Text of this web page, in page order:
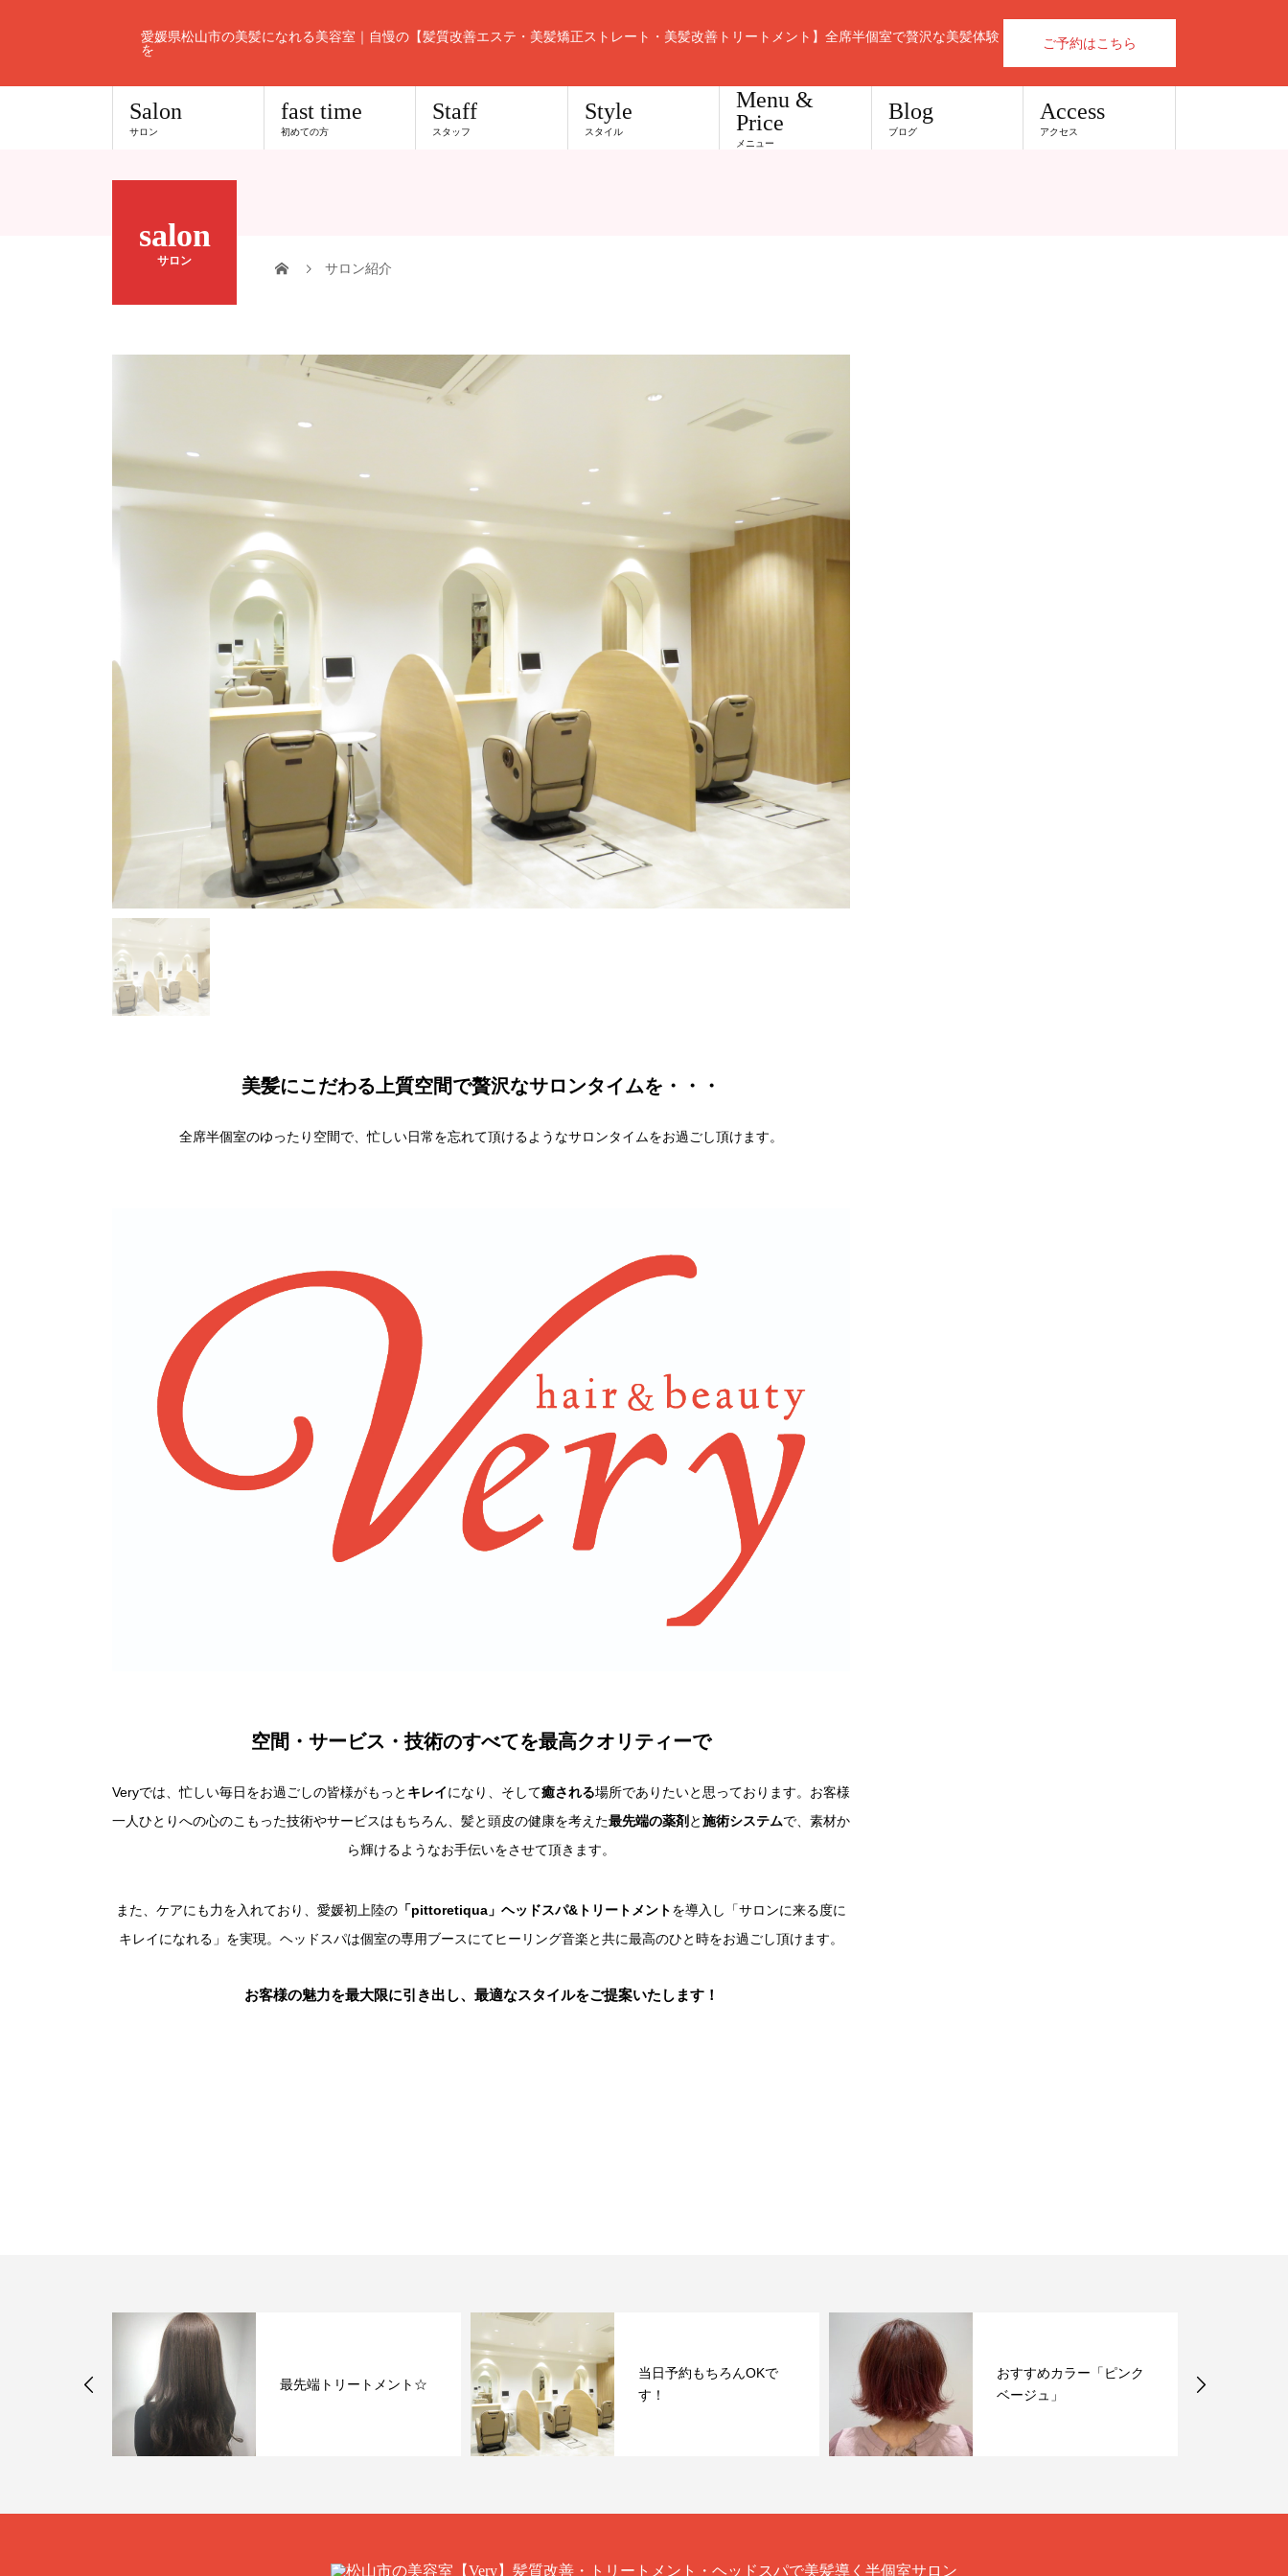
愛媛県松山市の美髪になれる美容室｜自慢の【髪質改善エステ・美髪矯正ストレート・美髪改善トリートメント】全席半個室で贅沢な美髪体験
を
ご予約はこちら
Salon
サロン
fast time
初めての方
Staff
スタッフ
Style
スタイル
Menu &
Price
メニュー
Blog
ブログ
Access
アクセス
salon
サロン
サロン紹介
美髪にこだわる上質空間で贅沢なサロンタイムを・・・
全席半個室のゆったり空間で、忙しい日常を忘れて頂けるようなサロンタイムをお過ごし頂けます。
空間・サービス・技術のすべてを最高クオリティーで
Veryでは、忙しい毎日をお過ごしの皆様がもっと キレイになり、そして癒される場所でありたいと思っております。お客様
一人ひとりへの心のこもった技術やサービスはもちろん、髪と頭皮の健康を考えた最先端の薬剤 と施術システムで、素材か
ら輝けるようなお手伝いをさせて頂きます。
また、ケアにも力を入れており、愛媛初上陸の 「pittoretiqua」ヘッドスパ&トリートメントを導入し「サロンに来る度に
キレイになれる」を実現。ヘッドスパは個室の専用ブースにてヒーリング音楽と共に最高のひと時をお過ごし頂けます。
お客様の魅力を最大限に引き出し、最適なスタイルをご提案いたします！
最先端トリートメント☆
当日予約もちろんOKで
す！
おすすめカラー「ピンク
ベージュ」